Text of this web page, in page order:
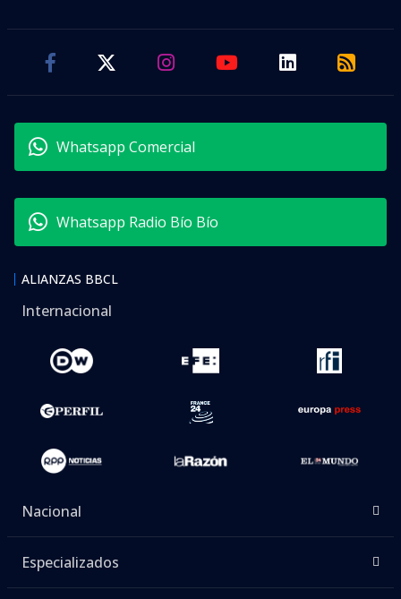
Whatsapp Comercial
Whatsapp Radio Bío Bío
ALIANZAS BBCL
Internacional
Nacional
Especializados